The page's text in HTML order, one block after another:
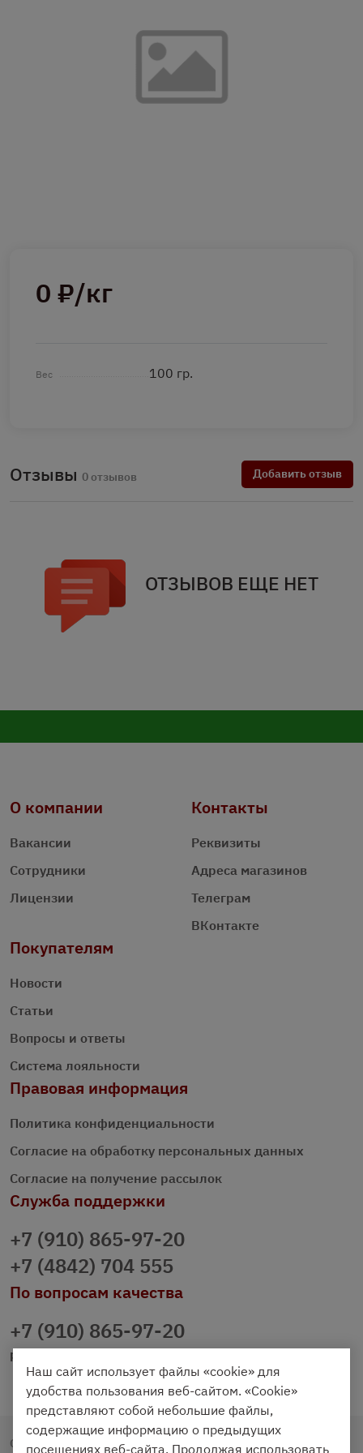
0 ₽/кг
Вес 100 гр.
Отзывы 0 отзывов Добавить отзыв
ОТЗЫВОВ ЕЩЕ НЕТ
О компании
Вакансии
Сотрудники
Лицензии
Контакты
Реквизиты
Адреса магазинов
Телеграм
ВКонтакте
Покупателям
Новости
Статьи
Вопросы и ответы
Система лояльности
Правовая информация
Политика конфиденциальности
Согласие на обработку персональных данных
Согласие на получение рассылок
Служба поддержки
+7 (910) 865-97-20
+7 (4842) 704 555
По вопросам качества
+7 (910) 865-97-20
prazdnichniy40@palmi.ru
Copyright © 2020 - 2026. Праздничный Стол.
Наш сайт использует файлы «cookie» для
удобства пользования веб-сайтом. «Cookie»
представляют собой небольшие файлы,
содержащие информацию о предыдущих
посещениях веб-сайта. Продолжая использовать